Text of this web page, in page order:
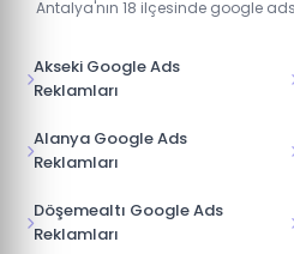
Antalya'nın 18 ilçesinde google
Akseki Google Ads
Reklamları
Alanya Google Ads
Reklamları
Döşemealtı Google Ads
Reklamları